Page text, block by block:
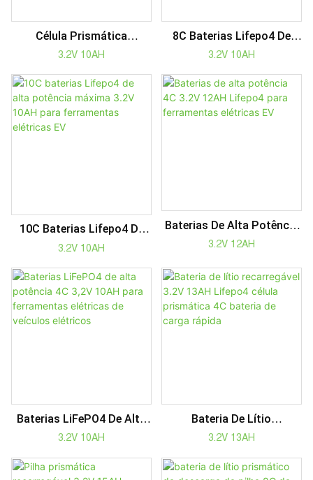
Célula Prismática
Recarregável 3.2V 10AH
Carga Rápida 5C Descarga
Contínua
3.2V 10AH
8C Baterias Lifepo4 De
Alta Potência Máxima 3.2V
Elétricas EV
3.2V 10AH
10C Baterias Lifepo4 De
Alta Potência Máxima 3.2V
Elétricas EV
3.2V 10AH
Baterias De Alta Potência
4C 3.2V 12AH Lifepo4 Para
3.2V 12AH
Baterias LiFePO4 De Alta
Potência 4C 3,2V 10AH
Elétricas De Veículos
3.2V 10AH
Bateria De Lítio
Recarregável 3.2V 13AH
4C Bateria De Carga
3.2V 13AH